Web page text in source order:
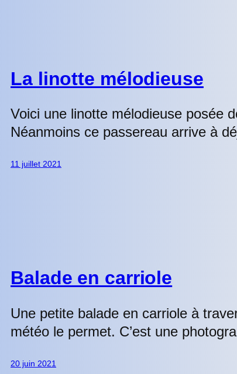
La linotte mélodieuse
Voici une linotte mélodieuse posée
Néanmoins ce passereau arrive à
11 juillet 2021
Balade en carriole
Une petite balade en carriole à
météo le permet. C’est une
20 juin 2021